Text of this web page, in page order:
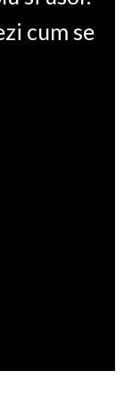
cum se